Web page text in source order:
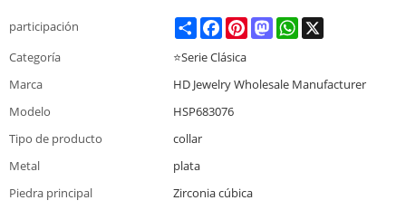
participación ShareFacebookPinterestMastodonWhatsApp
Categoría
⭐Serie Clásica
Marca
HD Jewelry Wholesale Manufacturer
Modelo
HSP683076
Tipo de producto
collar
Metal
plata
Piedra principal
Zirconia cúbica